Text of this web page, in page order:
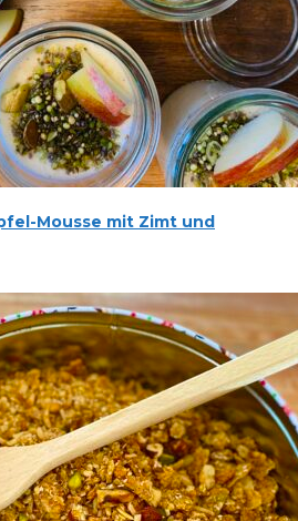
Mousse mit Zimt und